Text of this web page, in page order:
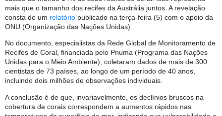
mais que o tamanho dos recifes da Austrália juntos. A revelação
consta de um relatório publicado na terça-feira (5) com o apoio da
ONU (Organização das Nações Unidas).
No documento, especialistas da Rede Global de Monitoramento de
Recifes de Coral, financiada pelo Pnuma (Programa das Nações
Unidas para o Meio Ambiente), coletaram dados de mais de 300
cientistas de 73 países, ao longo de um período de 40 anos,
incluindo dois milhões de observações individuais.
A conclusão é de que, invariavelmente, os declínios bruscos na
cobertura de corais correspondem a aumentos rápidos nas